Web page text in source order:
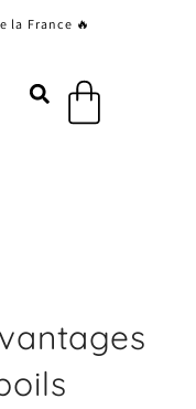
la France 🔥
Panier